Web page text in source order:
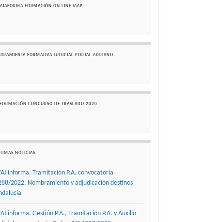
FORMACIÓN ON LINE IAAP:
FORMATIVA JUDICIAL PORTAL ADRIANO:
CONCURSO DE TRASLADO 2020
NOTICIAS
informa. Tramitación P.A. convocatoria
2022. Nombramiento y adjudicación destinos
informa. Gestión P.A., Tramitación P.A. y Auxilio